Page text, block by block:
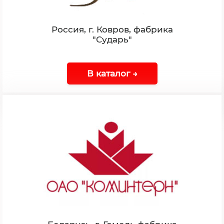
Россия, г. Ковров, фабрика
"Сударь"
В каталог →